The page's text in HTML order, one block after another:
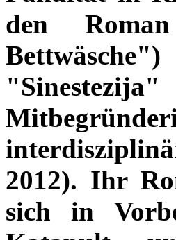
den
2012). Ihr
sich in